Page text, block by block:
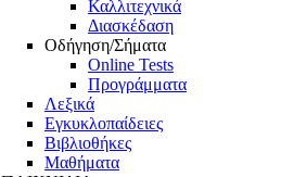
Καλλιτεχνικά
Διασκέδαση
Οδήγηση/Σήματα
Online Tests
Προγράμματα
Λεξικά
Εγκυκλοπαίδειες
Βιβλιοθήκες
Μαθήματα